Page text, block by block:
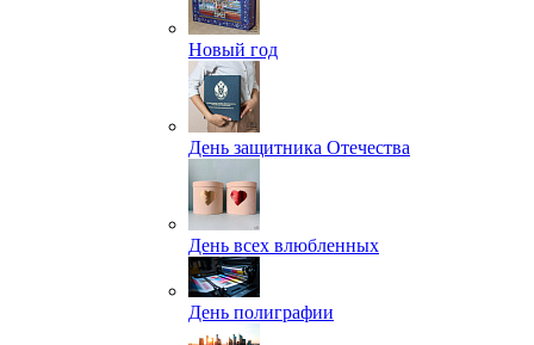
Новый год
День защитника Отечества
День всех влюбленных
День полиграфии